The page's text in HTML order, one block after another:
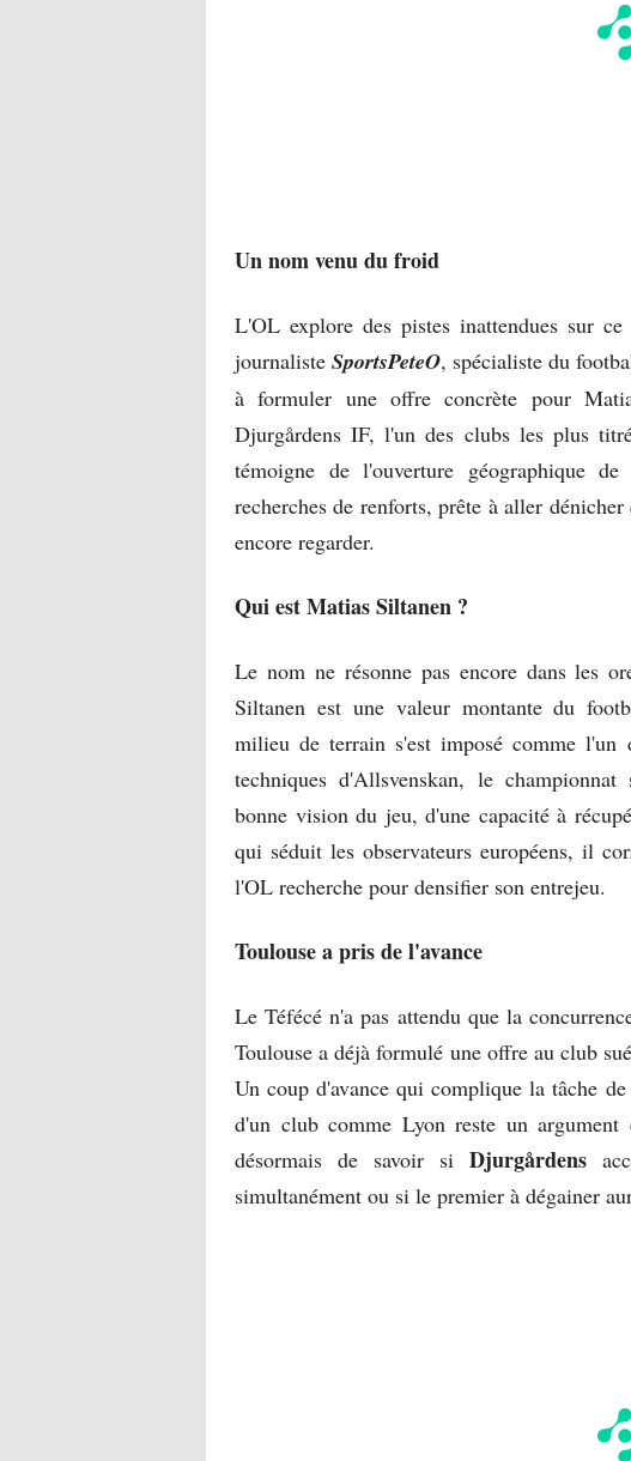
Un nom venu du froid
L'OL explore des pistes inattendues sur
journalisteSportsPeteO, spécialiste du
à formuler une offre concrète pour
Djurgårdens IF, l'un des clubs les plus
témoigne de l'ouverture géographique
recherches de renforts, prête à aller
encore regarder.
Qui est Matias Siltanen ?
Le nom ne résonne pas encore dans les
Siltanen est une valeur montante du
milieu de terrain s'est imposé comme l'un
techniques d'Allsvenskan, le
bonne vision du jeu, d'une capacité à
qui séduit les observateurs européens, il
l'OL recherche pour densifier son entrejeu.
Toulouse a pris de l'avance
Le Téfécé n'a pas attendu que la
Toulouse a déjà formulé une offre au club
Un coup d'avance qui complique la tâche
d'un club comme Lyon reste un
désormais de savoir si Djurgårdens
simultanément ou si le premier à dégainer